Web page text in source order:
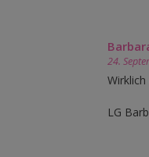
24.
LG